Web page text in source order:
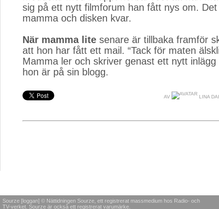
sig på ett nytt filmforum han fått nys om.
mamma och disken kvar.
När mamma lite senare är tillbaka framför
att hon har fått ett mail. “Tack för maten
Mamma ler och skriver genast ett nytt
hon är på sin blogg.
AV LINA
Sourze [loggan] © Nättidningen Sourze, ett registrerat massmedium hos Radio- och
TV-verket. Sourze är också ett registrerat varumärke.